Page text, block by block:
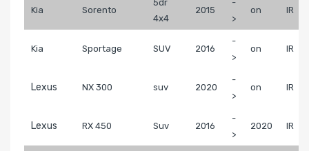
Kia Sorento
5dr
4x4
2015
-
>
on IR
Kia Sportage SUV 2016
-
>
on IR
Lexus NX 300 suv 2020
-
>
on IR
Lexus RX 450 Suv 2016
-
>
2020 IR